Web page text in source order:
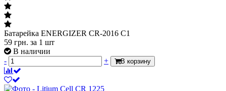
Батарейка ENERGIZER CR-2016 C1
59 грн. за 1 шт
В наличии
-
+ В корзину